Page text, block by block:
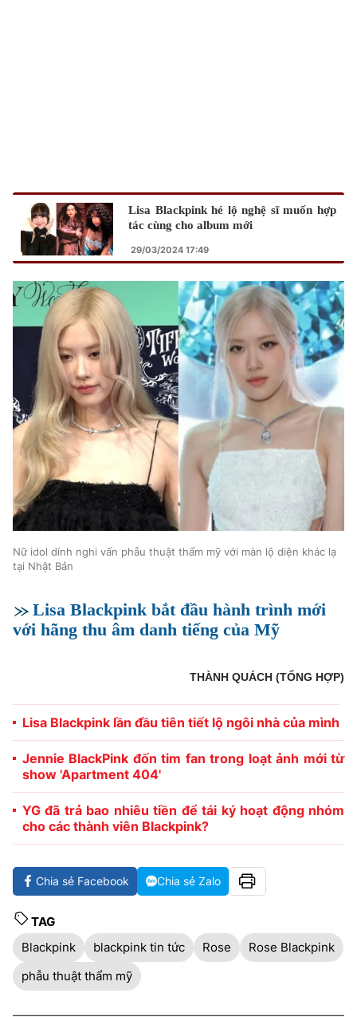
Lisa Blackpink hé lộ nghệ sĩ muốn hợp
tác cùng cho album mới
29/03/2024 17:49
Nữ idol dính nghi vấn phẫu thuật thẩm mỹ với màn lộ diện khác lạ
tại Nhật Bản
Lisa Blackpink bắt đầu hành trình mới
với hãng thu âm danh tiếng của Mỹ
THÀNH QUÁCH (TỔNG HỢP)
Lisa Blackpink lần đầu tiên tiết lộ ngôi nhà của mình
Jennie BlackPink đốn tim fan trong loạt ảnh mới từ
show 'Apartment 404'
YG đã trả bao nhiêu tiền để tái ký hoạt động nhóm
cho các thành viên Blackpink?
Chia sẻ Facebook Chia sẻ Zalo
TAG
Blackpink
blackpink tin tức Rose
Rose Blackpink
phẫu thuật thẩm mỹ